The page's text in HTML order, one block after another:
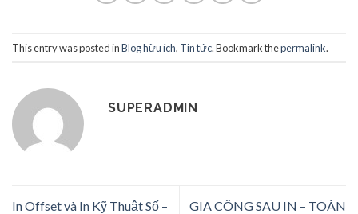
This entry was posted inBlog hữu ích, Tin tức. Bookmark thepermalink.
SUPERADMIN
In Offset và In Kỹ Thuật Số –
GIA CÔNG SAU IN – TOÀN